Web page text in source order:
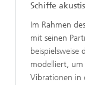
Schiffe
Im Rahmen
mit seinen
modelliert, um
Vibrationen in